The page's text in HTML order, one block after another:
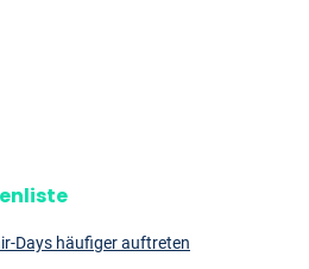
Days häufiger auftreten